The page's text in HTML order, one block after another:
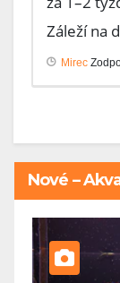
Záleží na
Mirec
Nové –